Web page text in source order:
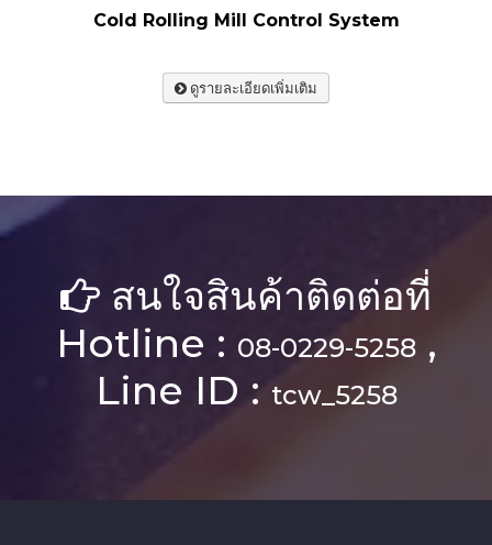
Cold Rolling Mill Control System
ดูรายละเอียดเพิ่มเติม
สนใจสินค้าติดต่อที่
Hotline : 08-0229-5258,
Line ID : tcw_5258